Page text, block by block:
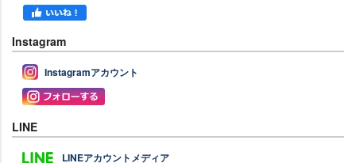
Instagram
Instagramアカウント
LINE
LINEアカウントメディア